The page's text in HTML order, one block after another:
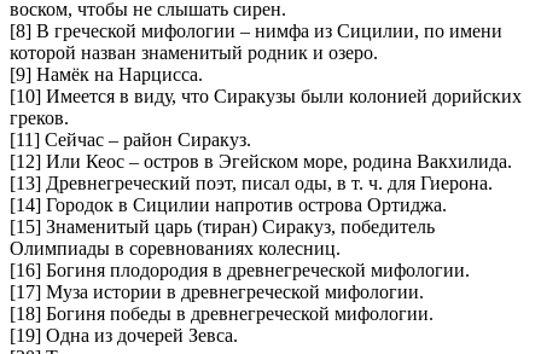
воском, чтобы не слышать сирен.
[8] В греческой мифологии – нимфа из Сицилии, по имени
которой назван знаменитый родник и озеро.
[9] Намёк на Нарцисса.
[10] Имеется в виду, что Сиракузы были колонией дорийских
греков.
[11] Сейчас – район Сиракуз.
[12] Или Кеос – остров в Эгейском море, родина Вакхилида.
[13] Древнегреческий поэт, писал оды, в т. ч. для Гиерона.
[14] Городок в Сицилии напротив острова Ортиджа.
[15] Знаменитый царь (тиран) Сиракуз, победитель
Олимпиады в соревнованиях колесниц.
[16] Богиня плодородия в древнегреческой мифологии.
[17] Муза истории в древнегреческой мифологии.
[18] Богиня победы в древнегреческой мифологии.
[19] Одна из дочерей Зевса.